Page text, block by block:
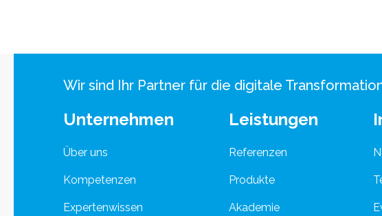
Wir sind Ihr Partner für die digitale
Unternehmen
Über uns
Kompetenzen
Expertenwissen
Leistungen
Referenzen
Produkte
Akademie